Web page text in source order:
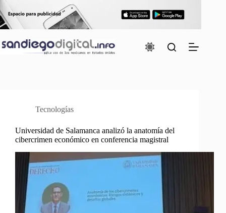
al
contenido
Tecnologías
Universidad de Salamanca analizó la anatomía del
cibercrimen económico en conferencia magistral